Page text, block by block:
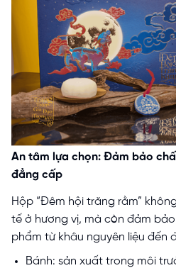
An tâm lựa chọn: Đảm bảo
đẳng cấp
Hộp “Đêm hội trăng rằm”
tế ở hương vị, mà còn đảm
phẩm từ khâu nguyên liệu đến
Bánh: sản xuất trong môi